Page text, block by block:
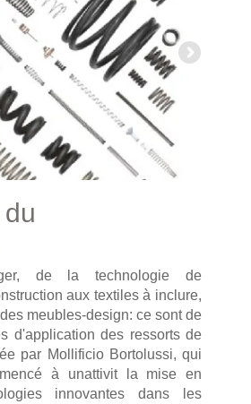
de la technologie de
aux textiles à inclure,
meubles-design: ce sont de
d'application des ressorts de
par Mollificio Bortolussi, qui
à unattivit la mise en
innovantes dans les